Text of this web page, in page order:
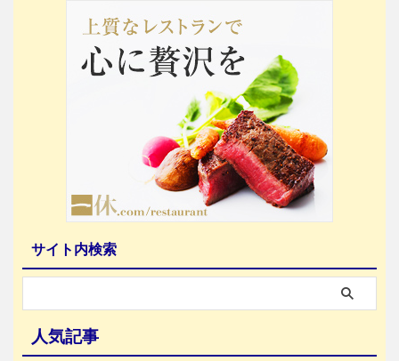
サイト内検索
人気記事